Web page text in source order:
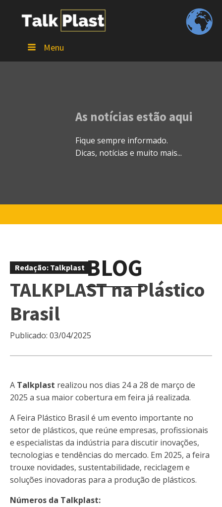
Menu
As notícias estão aqui
Fique sempre informado.
Dicas, notícias e muito mais...
BLOG
Redação: Talkplast
TALKPLAST na Plástico
Brasil
Publicado: 03/04/2025
A Talkplast realizou nos dias 24 a 28 de março de
2025 a sua maior cobertura em feira já realizada.
A Feira Plástico Brasil é um evento importante no
setor de plásticos, que reúne empresas, profissionais
e especialistas da indústria para discutir inovações,
tecnologias e tendências do mercado. Em 2025, a feira
trouxe novidades, sustentabilidade, reciclagem e
soluções inovadoras para a produção de plásticos.
Números da Talkplast: